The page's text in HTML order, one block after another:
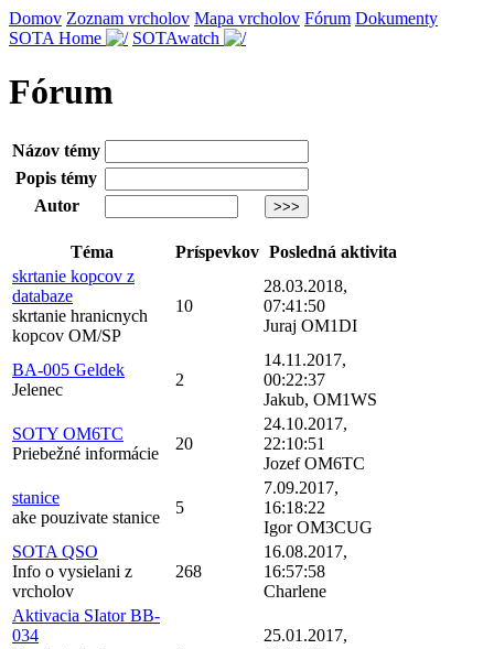
Domov Zoznam vrcholov Mapa vrcholov Fórum Dokumenty
SOTA Home
SOTAwatch
Fórum
Názov témy
Popis témy
Autor
Téma Príspevkov Posledná aktivita
skrtanie kopcov z
databaze
skrtanie hranicnych
kopcov OM/SP
10
28.03.2018,
07:41:50
Juraj OM1DI
BA-005 Geldek
Jelenec
2
14.11.2017,
00:22:37
Jakub, OM1WS
SOTY OM6TC
Priebežné informácie
20
24.10.2017,
22:10:51
Jozef OM6TC
stanice
ake pouzivate stanice
5
7.09.2017,
16:18:22
Igor OM3CUG
SOTA QSO
Info o vysielani z
vrcholov
268
16.08.2017,
16:57:58
Charlene
Aktivacia SIator BB-
034
25.01.2017,